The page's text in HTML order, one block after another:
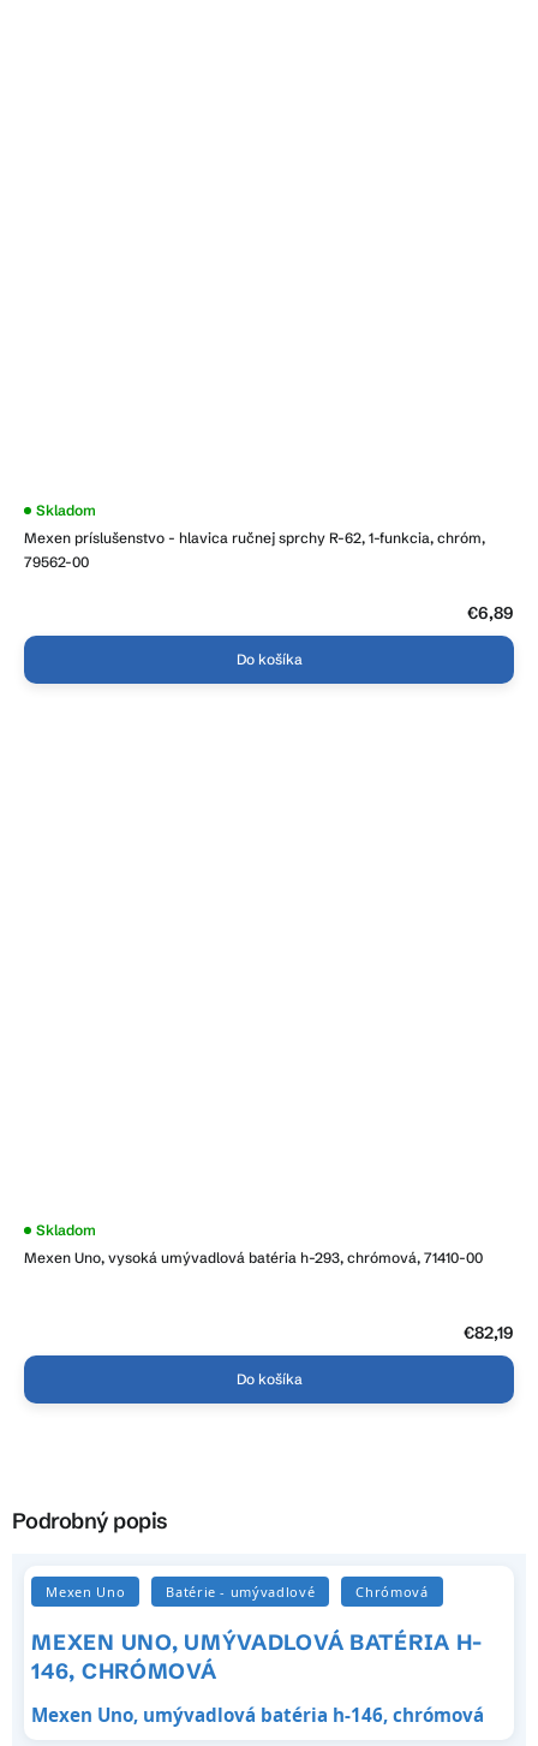
Mexen príslušenstvo - hlavica ručnej sprchy R-62, 1-funkcia, chróm,
79562-00
Skladom
€6,89
Do košíka
Mexen Uno, vysoká umývadlová batéria h-293, chrómová, 71410-00
Priemerné
produktu
Skladom
€82,19
Do košíka
Podrobný popis
Mexen Uno Batérie - umývadlové Chrómová
MEXEN UNO, UMÝVADLOVÁ BATÉRIA H-
146, CHRÓMOVÁ
Mexen Uno, umývadlová batéria h-146, chrómová